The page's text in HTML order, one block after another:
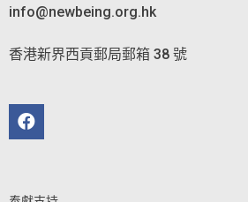
info@newbeing.org.hk
香港新界西貢郵局郵箱 38 號